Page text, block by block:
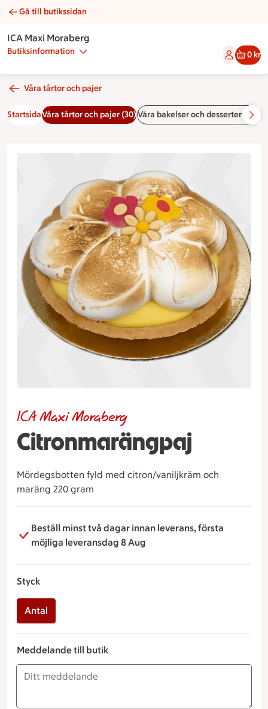
Citronmarängpaj | Catering ICA Maxi Moraberg
Gå till butikssidan
ICA Maxi Moraberg
Butiksinformation 0 kr
Våra tårtor och pajer
StartsidaVåra tårtor och pajer (30)Våra bakelser och desserter (11)
Citronmarängpaj
ICA Maxi Moraberg
Mördegsbotten fyld med citron/vaniljkräm och
maräng 220 gram
Beställ minst två dagar innan leverans, första
möjliga leveransdag 8 Aug
Styck
Antal
Meddelande till butik